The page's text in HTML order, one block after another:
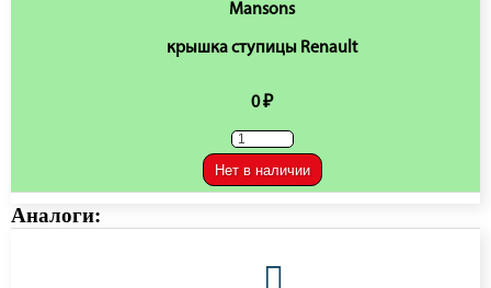
Mansons
крышка ступицы Renault
0 ₽
Нет в наличии
Аналоги: